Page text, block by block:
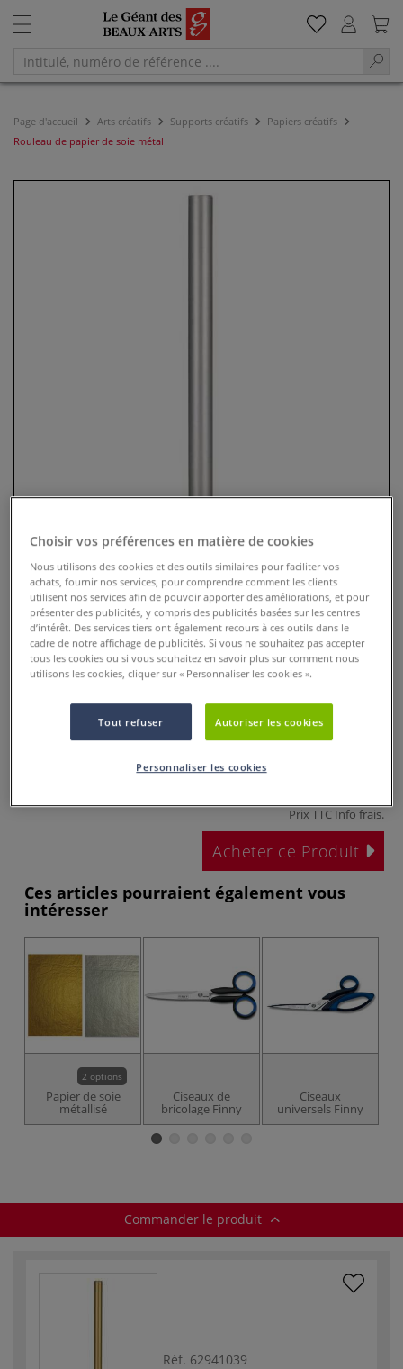
Page d'accueil Arts créatifs Supports créatifs
Papiers créatifs
Rouleau de papier de soie métal
Rouleau de papier de soie métal
0 Commentaires
parfaitement pour les décorations de fête, les travaux
manuels et comme papier cadeau élégant
Plus
Prix TTC Info frais.
Acheter ce Produit
Ces articles pourraient également vous
intéresser
2 options
Papier de soie
métallisé
Ciseaux de
bricolage Finny
Ciseaux
universels Finny
Commander le produit
Réf. 62941039
Choisir vos préférences en matière de cookies
Nous utilisons des cookies et des outils similaires pour faciliter vos
achats, fournir nos services, pour comprendre comment les clients
utilisent nos services afin de pouvoir apporter des améliorations, et pour
présenter des publicités, y compris des publicités basées sur les centres
d’intérêt. Des services tiers ont également recours à ces outils dans le
cadre de notre affichage de publicités. Si vous ne souhaitez pas accepter
tous les cookies ou si vous souhaitez en savoir plus sur comment nous
utilisons les cookies, cliquer sur « Personnaliser les cookies ».
Tout refuser Autoriser les cookies
Personnaliser les cookies